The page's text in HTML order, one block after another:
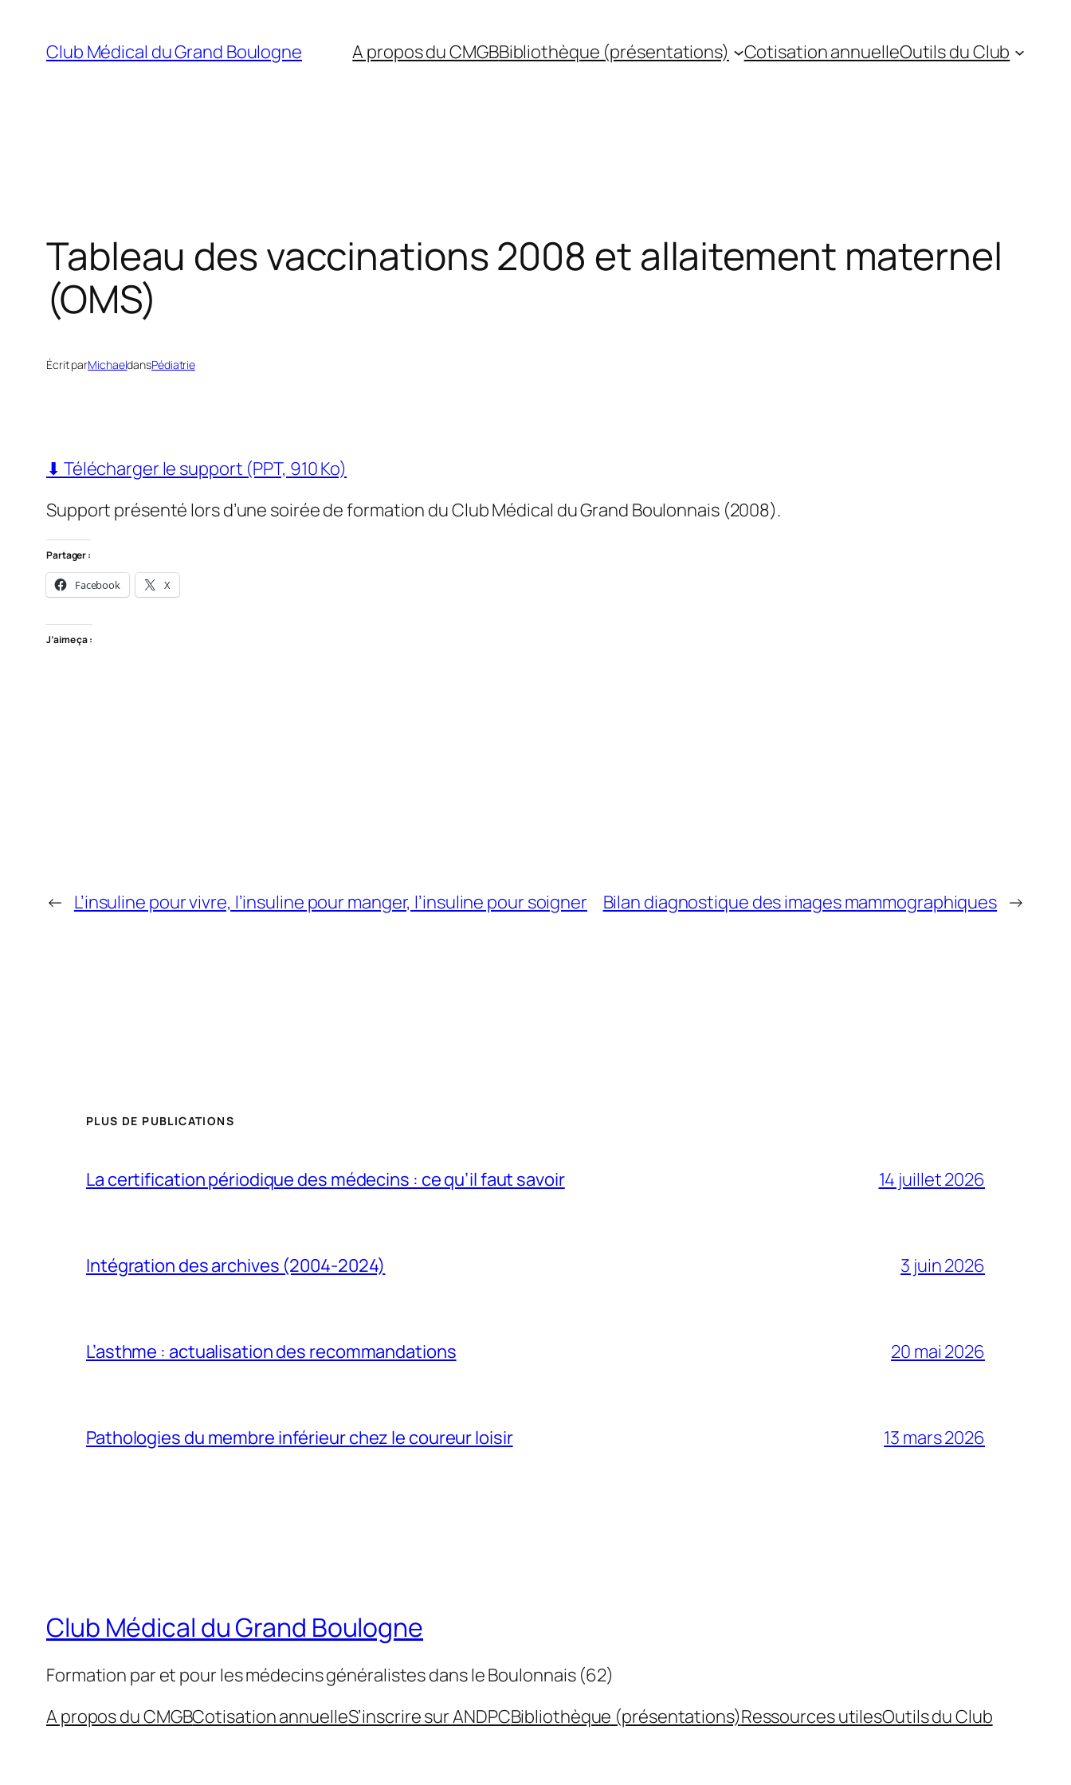
contenu
Club Médical du Grand Boulogne A propos du CMGBBibliothèque (présentations) Cotisation annuelleOutils du Club
Tableau des vaccinations 2008 et allaitement maternel
(OMS)
Écrit parMichaeldansPédiatrie
⬇ Télécharger le support (PPT, 910 Ko)
Support présenté lors d’une soirée de formation du Club Médical du Grand Boulonnais (2008).
Partager :
Facebook X
J’aime ça :
← L’insuline pour vivre, l’insuline pour manger, l’insuline pour soigner Bilan diagnostique des images mammographiques →
PLUS DE PUBLICATIONS
La certification périodique des médecins : ce qu’il faut savoir 14 juillet 2026
Intégration des archives (2004-2024) 3 juin 2026
L’asthme : actualisation des recommandations 20 mai 2026
Pathologies du membre inférieur chez le coureur loisir 13 mars 2026
Club Médical du Grand Boulogne
Formation par et pour les médecins généralistes dans le Boulonnais (62)
A propos du CMGBCotisation annuelleS’inscrire sur ANDPCBibliothèque (présentations)Ressources utilesOutils du Club